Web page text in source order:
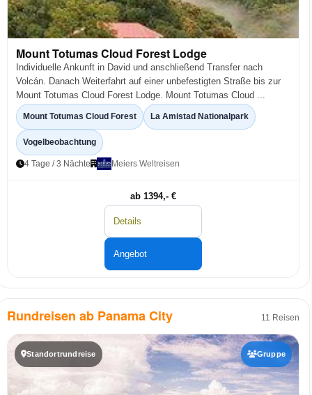
Mount Totumas Cloud Forest Lodge
Individuelle Ankunft in David und anschließend Transfer nach
Volcán. Danach Weiterfahrt auf einer unbefestigten Straße bis zur
Mount Totumas Cloud Forest Lodge. Mount Totumas Cloud ...
Mount Totumas Cloud Forest La Amistad Nationalpark
Vogelbeobachtung
4 Tage / 3 Nächte Meiers Weltreisen
ab 1394,- €
Details
Angebot
Rundreisen ab Panama City 11 Reisen
Standortrundreise Gruppe